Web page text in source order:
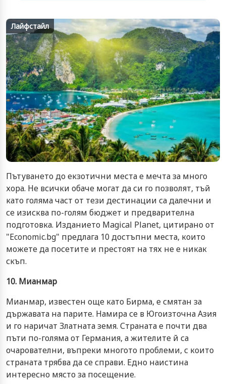
Лайфстайл
Пътуването до екзотични места е мечта за много
хора. Не всички обаче могат да си го позволят, тъй
като голяма част от тези дестинации са далечни и
се изисква по-голям бюджет и предварителна
подготовка. Изданието Magical Planet, цитирано от
"Еconomic.bg" предлага 10 достъпни места, които
можете да посетите и престоят на тях не е никак
скъп.
10. Мианмар
Мианмар, известен още като Бирма, е смятан за
държавата на парите. Намира се в Югоизточна Азия
и го наричат Златната земя. Страната е почти два
пъти по-голяма от Германия, а жителите й са
очарователни, въпреки многото проблеми, с които
страната трябва да се справи. Едно наистина
интересно място за посещение.